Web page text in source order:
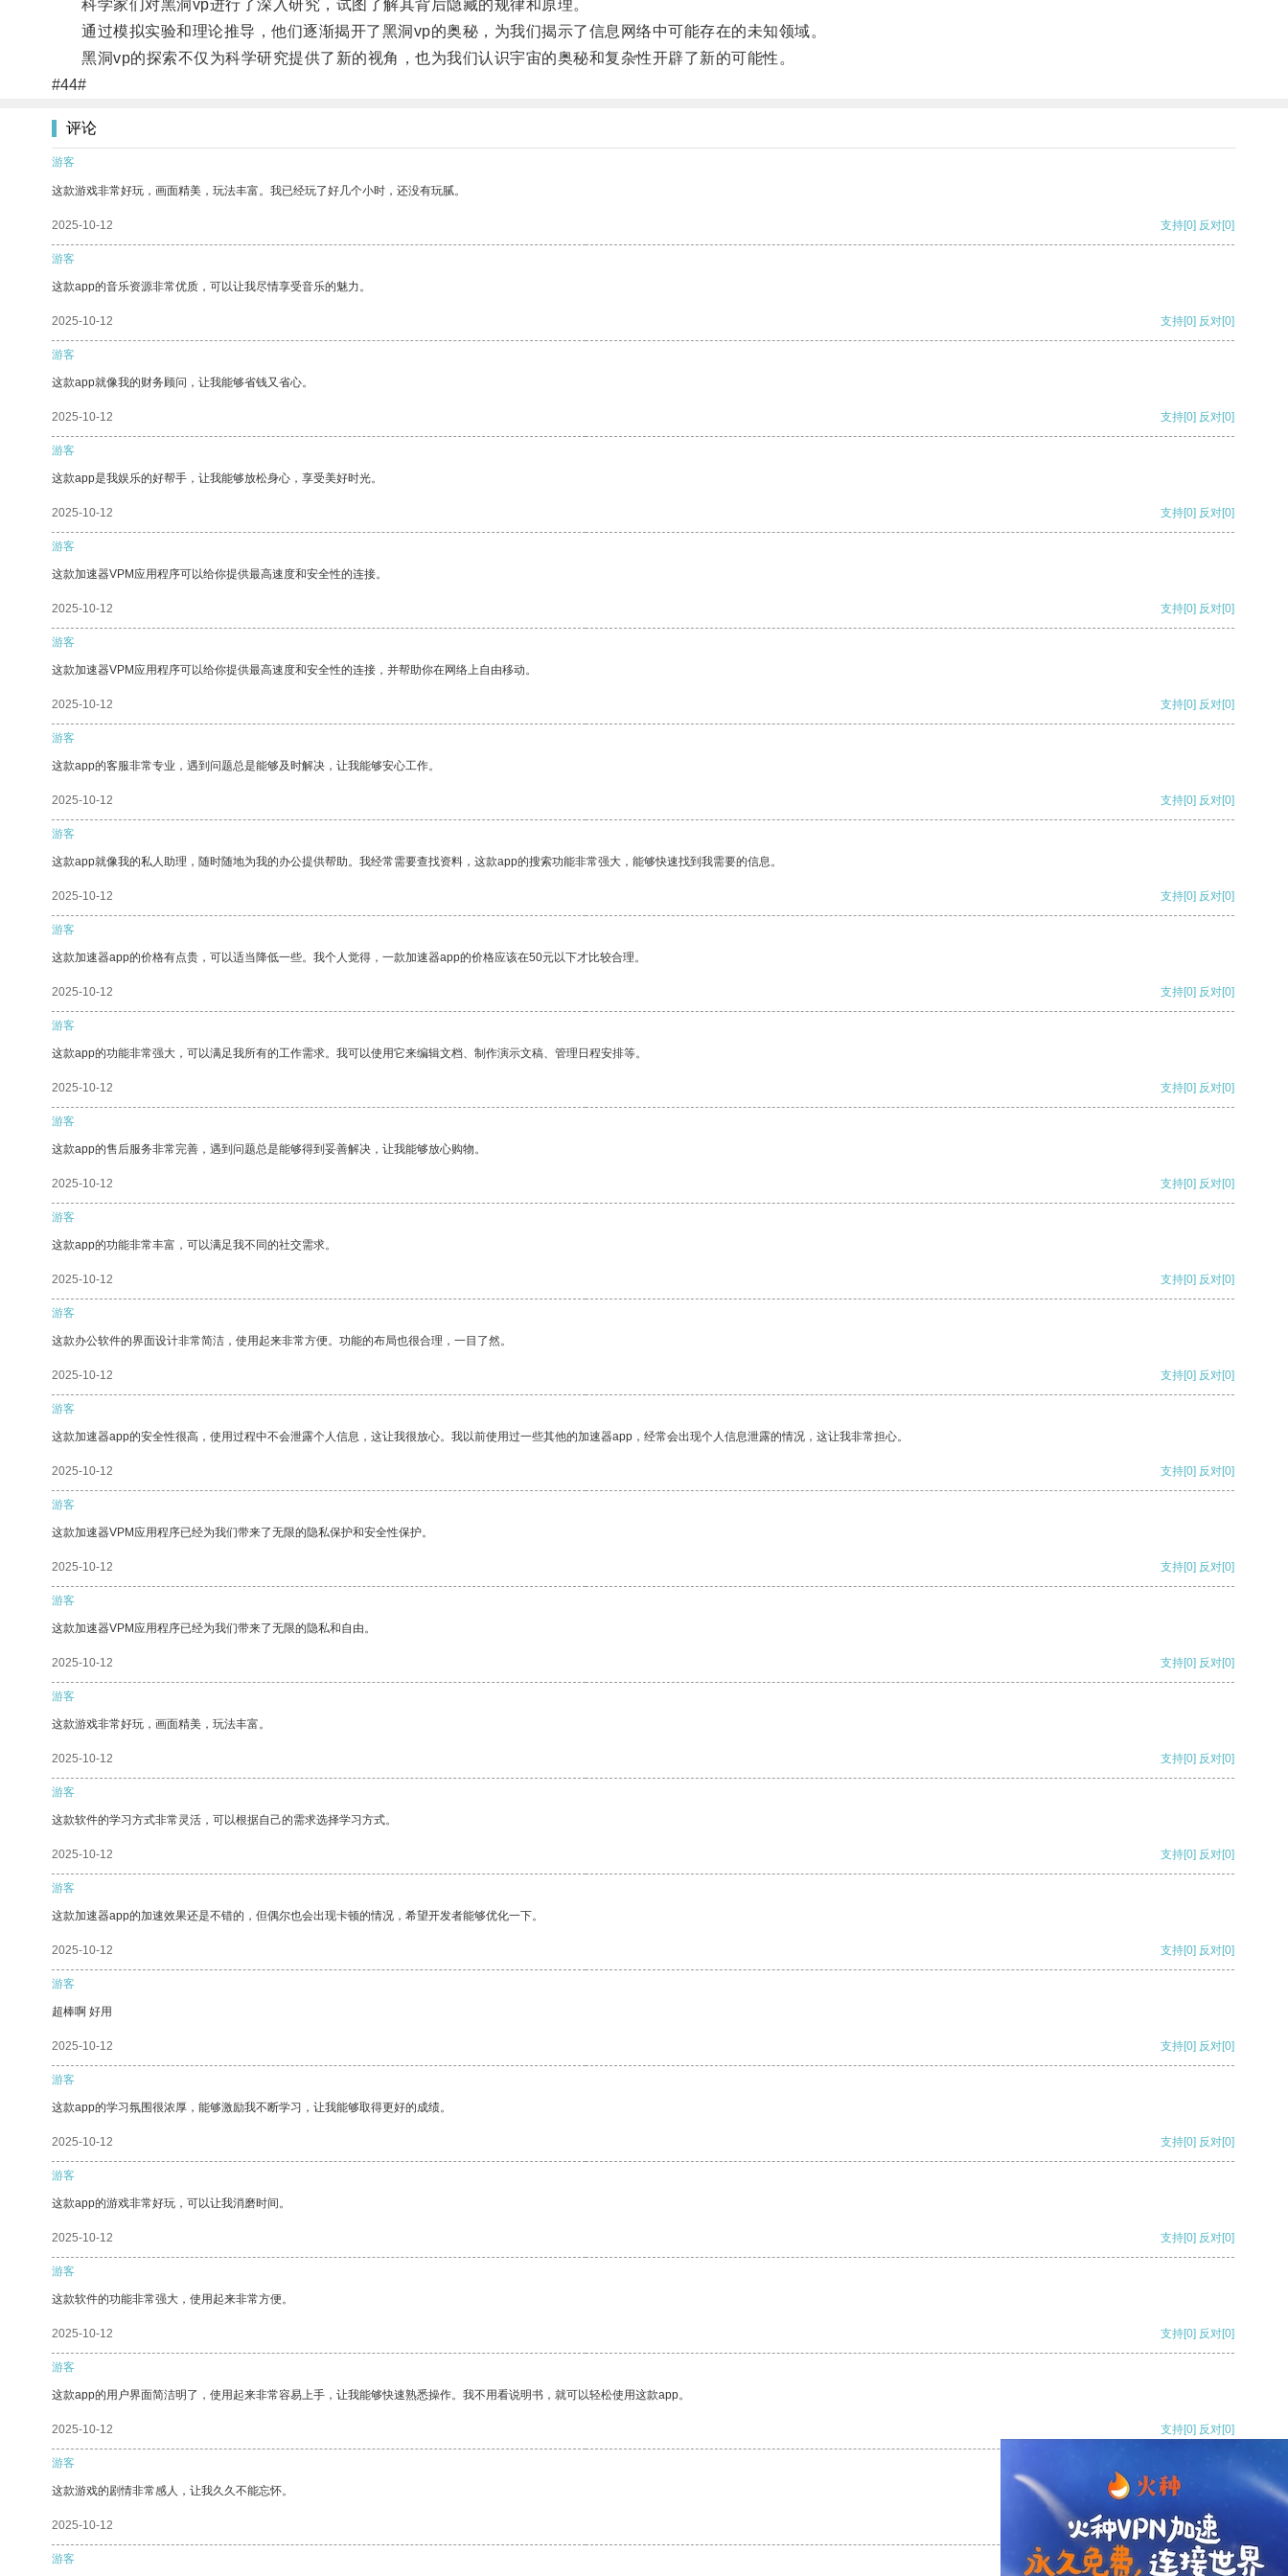
科学家们对黑洞vp进行了深入研究，试图了解其背后隐藏的规律和原理。
通过模拟实验和理论推导，他们逐渐揭开了黑洞vp的奥秘，为我们揭示了信息网络中可能存在的未知领域。
黑洞vp的探索不仅为科学研究提供了新的视角，也为我们认识宇宙的奥秘和复杂性开辟了新的可能性。
#44#
评论
游客
这款游戏非常好玩，画面精美，玩法丰富。我已经玩了好几个小时，还没有玩腻。
2025-10-12 支持[0] 反对[0]
游客
这款app的音乐资源非常优质，可以让我尽情享受音乐的魅力。
2025-10-12 支持[0] 反对[0]
游客
这款app就像我的财务顾问，让我能够省钱又省心。
2025-10-12 支持[0] 反对[0]
游客
这款app是我娱乐的好帮手，让我能够放松身心，享受美好时光。
2025-10-12 支持[0] 反对[0]
游客
这款加速器VPM应用程序可以给你提供最高速度和安全性的连接。
2025-10-12 支持[0] 反对[0]
游客
这款加速器VPM应用程序可以给你提供最高速度和安全性的连接，并帮助你在网络上自由移动。
2025-10-12 支持[0] 反对[0]
游客
这款app的客服非常专业，遇到问题总是能够及时解决，让我能够安心工作。
2025-10-12 支持[0] 反对[0]
游客
这款app就像我的私人助理，随时随地为我的办公提供帮助。我经常需要查找资料，这款app的搜索功能非常强大，能够快速找到我需要的信息。
2025-10-12 支持[0] 反对[0]
游客
这款加速器app的价格有点贵，可以适当降低一些。我个人觉得，一款加速器app的价格应该在50元以下才比较合理。
2025-10-12 支持[0] 反对[0]
游客
这款app的功能非常强大，可以满足我所有的工作需求。我可以使用它来编辑文档、制作演示文稿、管理日程安排等。
2025-10-12 支持[0] 反对[0]
游客
这款app的售后服务非常完善，遇到问题总是能够得到妥善解决，让我能够放心购物。
2025-10-12 支持[0] 反对[0]
游客
这款app的功能非常丰富，可以满足我不同的社交需求。
2025-10-12 支持[0] 反对[0]
游客
这款办公软件的界面设计非常简洁，使用起来非常方便。功能的布局也很合理，一目了然。
2025-10-12 支持[0] 反对[0]
游客
这款加速器app的安全性很高，使用过程中不会泄露个人信息，这让我很放心。我以前使用过一些其他的加速器app，经常会出现个人信息泄露的情况，这让我非常担心。
2025-10-12 支持[0] 反对[0]
游客
这款加速器VPM应用程序已经为我们带来了无限的隐私保护和安全性保护。
2025-10-12 支持[0] 反对[0]
游客
这款加速器VPM应用程序已经为我们带来了无限的隐私和自由。
2025-10-12 支持[0] 反对[0]
游客
这款游戏非常好玩，画面精美，玩法丰富。
2025-10-12 支持[0] 反对[0]
游客
这款软件的学习方式非常灵活，可以根据自己的需求选择学习方式。
2025-10-12 支持[0] 反对[0]
游客
这款加速器app的加速效果还是不错的，但偶尔也会出现卡顿的情况，希望开发者能够优化一下。
2025-10-12 支持[0] 反对[0]
游客
超棒啊 好用
2025-10-12 支持[0] 反对[0]
游客
这款app的学习氛围很浓厚，能够激励我不断学习，让我能够取得更好的成绩。
2025-10-12 支持[0] 反对[0]
游客
这款app的游戏非常好玩，可以让我消磨时间。
2025-10-12 支持[0] 反对[0]
游客
这款软件的功能非常强大，使用起来非常方便。
2025-10-12 支持[0] 反对[0]
游客
这款app的用户界面简洁明了，使用起来非常容易上手，让我能够快速熟悉操作。我不用看说明书，就可以轻松使用这款app。
2025-10-12 支持[0] 反对[0]
游客
这款游戏的剧情非常感人，让我久久不能忘怀。
2025-10-12 支持[0] 反对
游客